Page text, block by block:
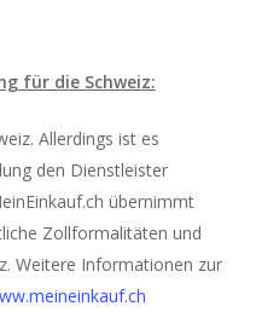
für die Schweiz:
Allerdings ist es
den Dienstleister
übernimmt
Zollformalitäten und
Weitere Informationen zur